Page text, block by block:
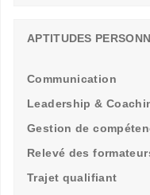
APTITUDES
Communication
Leadership &
Gestion de
Relevé des
Trajet qualifiant